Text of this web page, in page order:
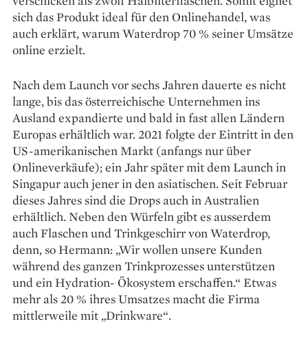
sich das Produkt ideal für den Onlinehandel, was
auch erklärt, warum Waterdrop 70 % seiner Umsätze
online erzielt.
Nach dem Launch vor sechs Jahren dauerte es nicht
lange, bis das österreichische Unternehmen ins
Ausland expandierte und bald in fast allen Ländern
Europas erhältlich war. 2021 folgte der Eintritt in den
US-amerikanischen Markt (anfangs nur über
Onlineverkäufe); ein Jahr später mit dem Launch in
Singapur auch jener in den asiatischen. Seit Februar
dieses Jahres sind die Drops auch in Australien
erhältlich. Neben den Würfeln gibt es ausserdem
auch Flaschen und Trinkgeschirr von Waterdrop,
denn, so Hermann: „Wir wollen unsere Kunden
während des ganzen Trinkprozesses unterstützen
und ein Hydration- Ökosystem erschaffen.“ Etwas
mehr als 20 % ihres Umsatzes macht die Firma
mittlerweile mit „Drinkware“.